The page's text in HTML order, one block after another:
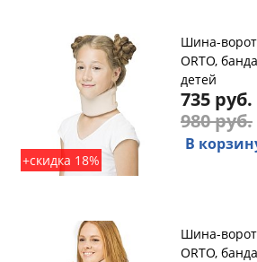
+скидка 18%
Шина-
ORTO,
детей
735 руб.
980 руб.
В
Шина-
ORTO,